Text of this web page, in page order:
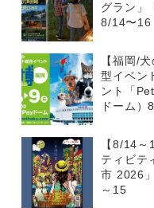
グラン」
8/14〜16
【福岡/
型イベン
ント「
ドーム）
【8/14
ティビテ
市 2026
～15